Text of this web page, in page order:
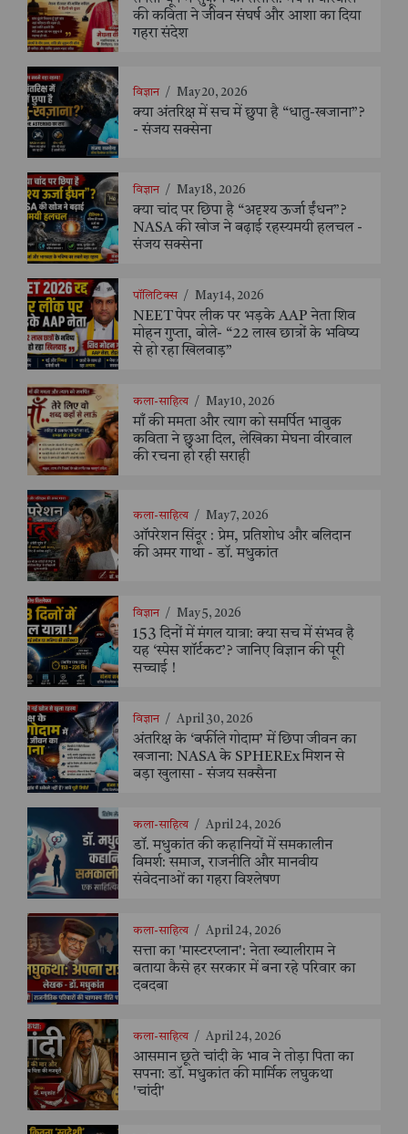
की कविता ने जीवन संघर्ष और आशा का दिया
गहरा संदेश
विज्ञान / May 20, 2026
क्या अंतरिक्ष में सच में छुपा है “धातु-खजाना”?
- संजय सक्सेना
विज्ञान / May 18, 2026
क्या चांद पर छिपा है “अदृश्य ऊर्जा ईंधन”?
NASA की खोज ने बढ़ाई रहस्यमयी हलचल -
संजय सक्सेना
पॉलिटिक्स / May 14, 2026
NEET पेपर लीक पर भड़के AAP नेता शिव
मोहन गुप्ता, बोले- “22 लाख छात्रों के भविष्य
से हो रहा खिलवाड़”
कला-साहित्य / May 10, 2026
माँ की ममता और त्याग को समर्पित भावुक
कविता ने छुआ दिल, लेखिका मेघना वीरवाल
की रचना हो रही सराही
कला-साहित्य / May 7, 2026
ऑपरेशन सिंदूर : प्रेम, प्रतिशोध और बलिदान
की अमर गाथा - डॉ. मधुकांत
विज्ञान / May 5, 2026
153 दिनों में मंगल यात्रा: क्या सच में संभव है
यह ‘स्पेस शॉर्टकट’? जानिए विज्ञान की पूरी
सच्चाई !
विज्ञान / April 30, 2026
अंतरिक्ष के ‘बर्फीले गोदाम’ में छिपा जीवन का
खजाना: NASA के SPHEREx मिशन से
बड़ा खुलासा - संजय सक्सैना
कला-साहित्य / April 24, 2026
डॉ. मधुकांत की कहानियों में समकालीन
विमर्श: समाज, राजनीति और मानवीय
संवेदनाओं का गहरा विश्लेषण
कला-साहित्य / April 24, 2026
सत्ता का 'मास्टरप्लान': नेता ख्यालीराम ने
बताया कैसे हर सरकार में बना रहे परिवार का
दबदबा
कला-साहित्य / April 24, 2026
आसमान छूते चांदी के भाव ने तोड़ा पिता का
सपना: डॉ. मधुकांत की मार्मिक लघुकथा
'चांदी'